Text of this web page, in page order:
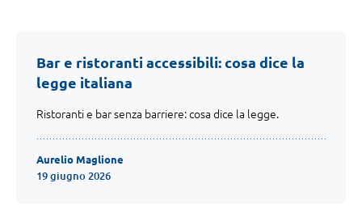
Bar e ristoranti accessibili: cosa dice la
legge italiana
Ristoranti e bar senza barriere: cosa dice la legge.
Aurelio Maglione
19 giugno 2026